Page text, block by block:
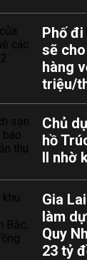
Phố đi
sẽ
hàng
triệu/
Chủ
hồ
II nhờ
Gia
làm
Quy
23 tỷ